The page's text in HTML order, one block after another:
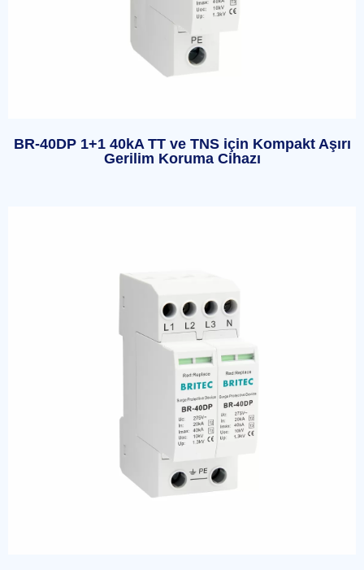
BR-40DP 1+1 40kA TT ve TNS için Kompakt Aşırı
Gerilim Koruma Cihazı